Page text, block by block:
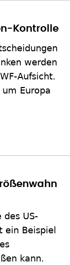
Kontrolle
werden
Aufsicht.
Europa
US-
ein Beispiel
kann.